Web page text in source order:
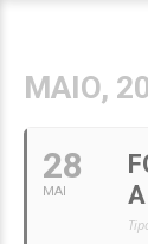
MAIO,
28
MAI